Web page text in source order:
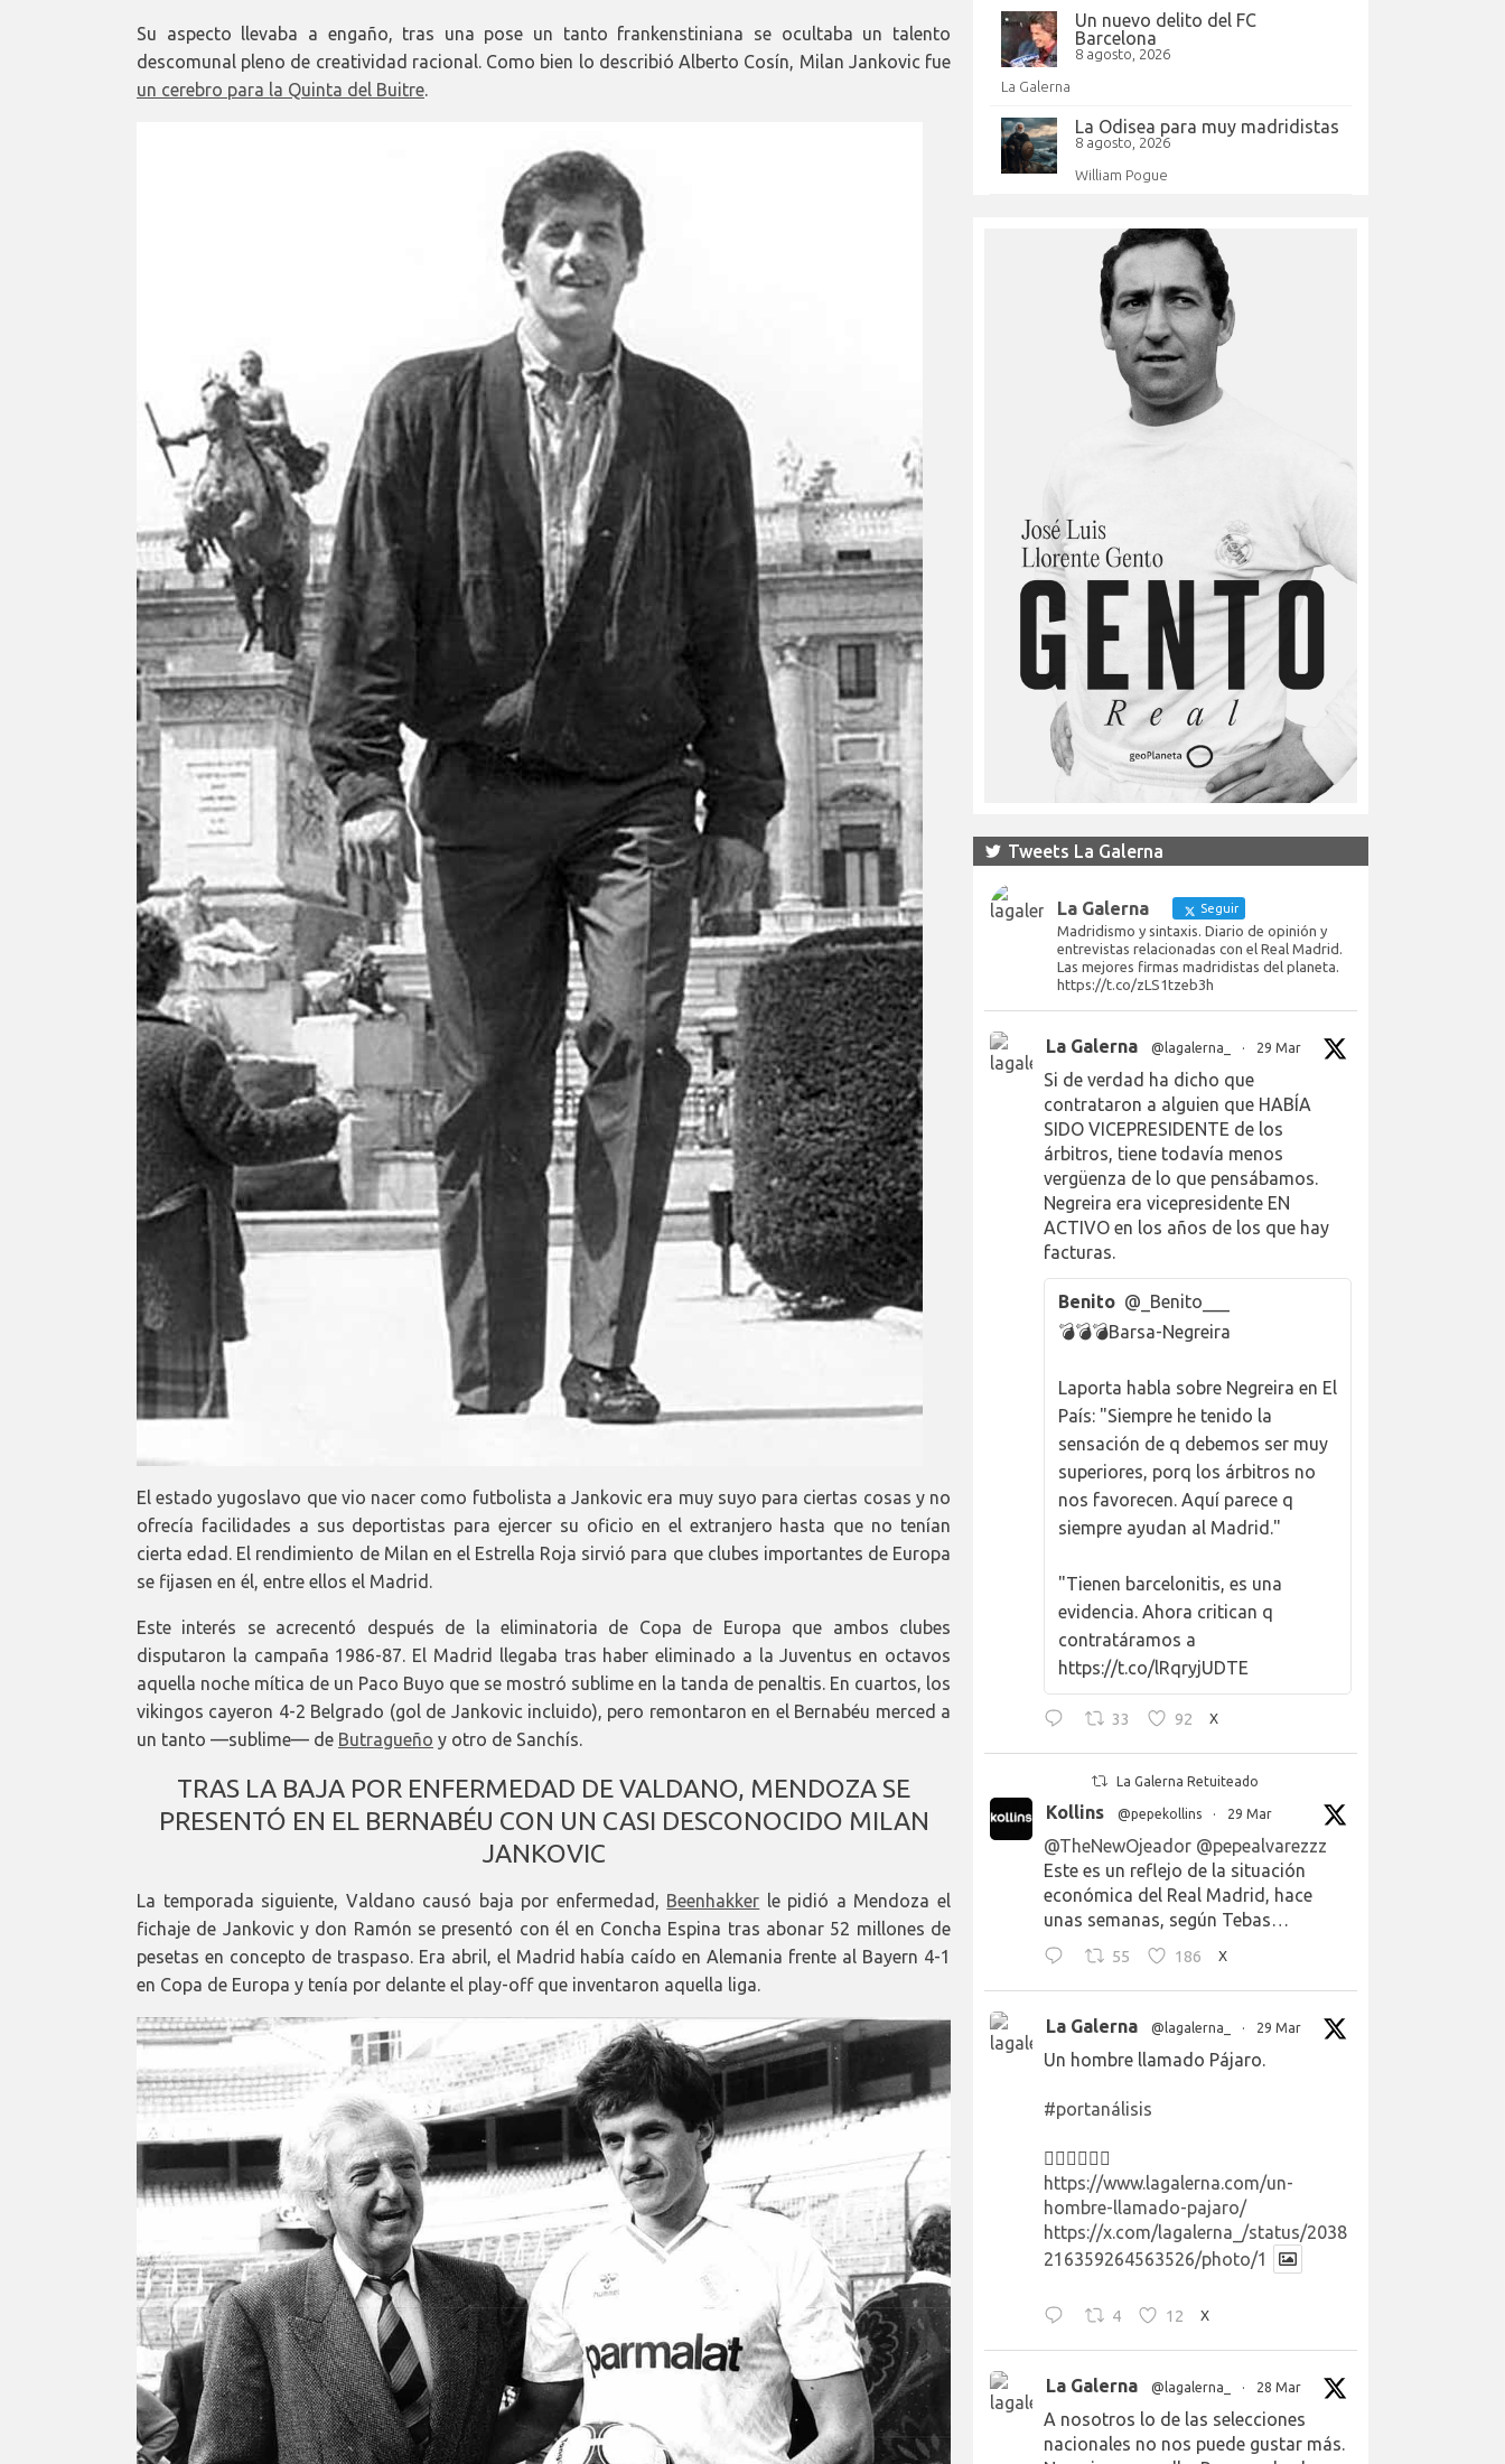
Su aspecto llevaba a engaño, tras una pose un tanto frankenstiniana se ocultaba un talento
descomunal pleno de creatividad racional. Como bien lo describió Alberto Cosín, Milan Jankovic fue
un cerebro para la Quinta del Buitre.
El estado yugoslavo que vio nacer como futbolista a Jankovic era muy suyo para ciertas cosas y no
ofrecía facilidades a sus deportistas para ejercer su oficio en el extranjero hasta que no tenían
cierta edad. El rendimiento de Milan en el Estrella Roja sirvió para que clubes importantes de Europa
se fijasen en él, entre ellos el Madrid.
Este interés se acrecentó después de la eliminatoria de Copa de Europa que ambos clubes
disputaron la campaña 1986-87. El Madrid llegaba tras haber eliminado a la Juventus en octavos
aquella noche mítica de un Paco Buyo que se mostró sublime en la tanda de penaltis. En cuartos, los
vikingos cayeron 4-2 Belgrado (gol de Jankovic incluido), pero remontaron en el Bernabéu merced a
un tanto —sublime— de Butragueño y otro de Sanchís.
TRAS LA BAJA POR ENFERMEDAD DE VALDANO, MENDOZA SE
PRESENTÓ EN EL BERNABÉU CON UN CASI DESCONOCIDO MILAN
JANKOVIC
La temporada siguiente, Valdano causó baja por enfermedad, Beenhakker le pidió a Mendoza el
fichaje de Jankovic y don Ramón se presentó con él en Concha Espina tras abonar 52 millones de
pesetas en concepto de traspaso. Era abril, el Madrid había caído en Alemania frente al Bayern 4-1
en Copa de Europa y tenía por delante el play-off que inventaron aquella liga.
Un nuevo delito del FC
Barcelona
8 agosto, 2026
La Galerna
La Odisea para muy madridistas
8 agosto, 2026
William Pogue
Tweets La Galerna
La Galerna Seguir
Madridismo y sintaxis. Diario de opinión y
entrevistas relacionadas con el Real Madrid.
Las mejores firmas madridistas del planeta.
https://t.co/zLS1tzeb3h
La Galerna @lagalerna_ · 29 Mar
Si de verdad ha dicho que
contrataron a alguien que HABÍA
SIDO VICEPRESIDENTE de los
árbitros, tiene todavía menos
vergüenza de lo que pensábamos.
Negreira era vicepresidente EN
ACTIVO en los años de los que hay
facturas.
Benito @_Benito___
💣💣💣Barsa-Negreira
Laporta habla sobre Negreira en El
País: "Siempre he tenido la
sensación de q debemos ser muy
superiores, porq los árbitros no
nos favorecen. Aquí parece q
siempre ayudan al Madrid."
"Tienen barcelonitis, es una
evidencia. Ahora critican q
contratáramos a
https://t.co/lRqryjUDTE
33 92 X
La Galerna Retuiteado
Kollins @pepekollins · 29 Mar
@TheNewOjeador @pepealvarezzz
Este es un reflejo de la situación
económica del Real Madrid, hace
unas semanas, según Tebas…
55 186 X
La Galerna @lagalerna_ · 29 Mar
Un hombre llamado Pájaro.
#portanálisis
👉🏻👉🏻👉🏻
https://www.lagalerna.com/un-
hombre-llamado-pajaro/
https://x.com/lagalerna_/status/2038
216359264563526/photo/1
4 12 X
La Galerna @lagalerna_ · 28 Mar
A nosotros lo de las selecciones
nacionales no nos puede gustar más.